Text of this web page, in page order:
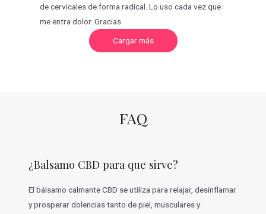
de cervicales de forma radical. Lo uso cada vez que
me entra dolor. Gracias
Cargar másC
r
i
o
e
s
FAQ
¿Balsamo CBD para que sirve?
El bálsamo calmante CBD se utiliza para relajar, desinflamar
y prosperar dolencias tanto de piel, musculares y